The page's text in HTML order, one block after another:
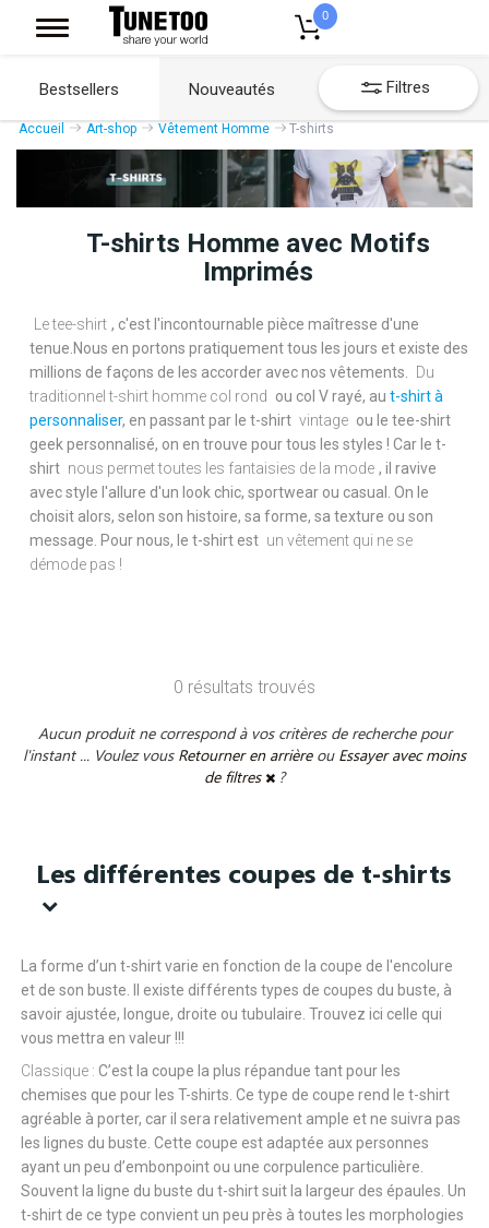
0
Bestsellers Nouveautés Filtres
Accueil Art-shop Vêtement Homme T-shirts
T-shirts Homme avec Motifs
Imprimés
Le tee-shirt , c'est l'incontournable pièce maîtresse d'une
tenue.Nous en portons pratiquement tous les jours et existe des
millions de façons de les accorder avec nos vêtements.
Du
traditionnel t-shirt homme col rond
ou col V rayé, au t-shirt à
personnaliser, en passant par le t-shirt vintage ou le tee-shirt
geek personnalisé, on en trouve pour tous les styles ! Car le t-
shirt nous permet toutes les fantaisies de la mode , il ravive
avec style l'allure d'un look chic, sportwear ou casual. On le
choisit alors, selon son histoire, sa forme, sa texture ou son
message. Pour nous, le t-shirt est un vêtement qui ne se
démode pas !
0 résultats trouvés
Aucun produit ne correspond à vos critères de recherche pour
l'instant ... Voulez vous Retourner en arrière ou Essayer avec moins
de filtres
?
Les différentes coupes de t-shirts
La forme d’un t-shirt varie en fonction de la coupe de l'encolure
et de son buste. Il existe différents types de coupes du buste, à
savoir ajustée, longue, droite ou tubulaire. Trouvez ici celle qui
vous mettra en valeur !!!
Classique : C’est la coupe la plus répandue tant pour les
chemises que pour les T-shirts. Ce type de coupe rend le t-shirt
agréable à porter, car il sera relativement ample et ne suivra pas
les lignes du buste. Cette coupe est adaptée aux personnes
ayant un peu d’embonpoint ou une corpulence particulière.
Souvent la ligne du buste du t-shirt suit la largeur des épaules. Un
t-shirt de ce type convient un peu près à toutes les morphologies